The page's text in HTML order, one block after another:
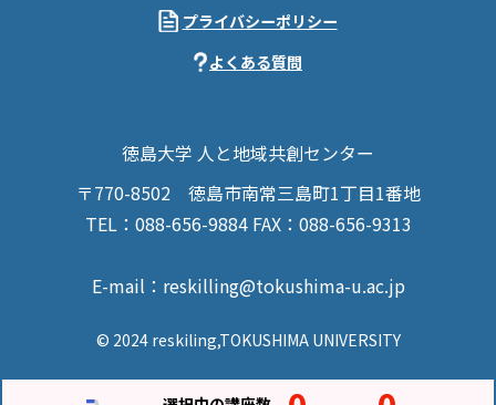
プライバシーポリシー
よくある質問
徳島大学 人と地域共創センター
〒770-8502 徳島市南常三島町1丁目1番地
TEL：088-656-9884 FAX：088-656-9313
E-mail：reskilling@tokushima-u.ac.jp
© 2024 reskiling,TOKUSHIMA UNIVERSITY